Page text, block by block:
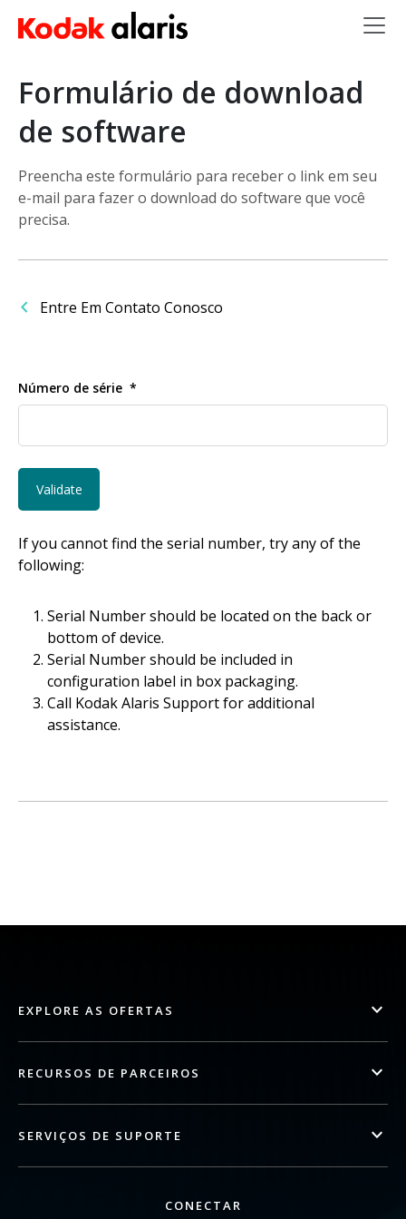
Skip to main content
Formulário de download
de software
Preencha este formulário para receber o link em seu
e-mail para fazer o download do software que você
precisa.
Entre Em Contato Conosco
Número de série
If you cannot find the serial number, try any of the
following:
Serial Number should be located on the back or
bottom of device.
Serial Number should be included in
configuration label in box packaging.
Call Kodak Alaris Support for additional
assistance.
EXPLORE AS OFERTAS
RECURSOS DE PARCEIROS
SERVIÇOS DE SUPORTE
CONECTAR